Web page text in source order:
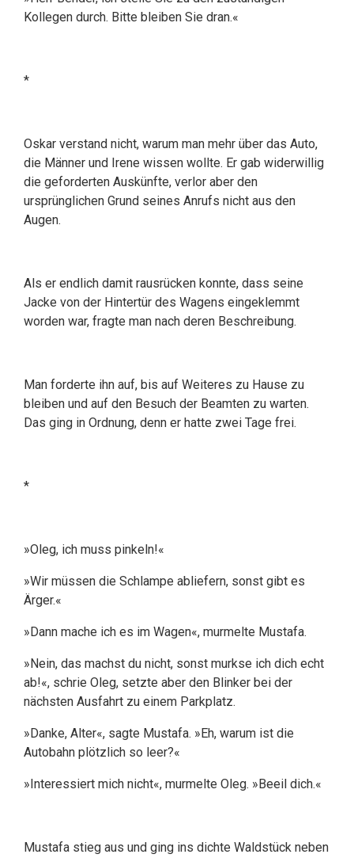
Kollegen durch. Bitte bleiben Sie dran.«
*
Oskar verstand nicht, warum man mehr über das Auto,
die Männer und Irene wissen wollte. Er gab widerwillig
die geforderten Auskünfte, verlor aber den
ursprünglichen Grund seines Anrufs nicht aus den
Augen.
Als er endlich damit rausrücken konnte, dass seine
Jacke von der Hintertür des Wagens eingeklemmt
worden war, fragte man nach deren Beschreibung.
Man forderte ihn auf, bis auf Weiteres zu Hause zu
bleiben und auf den Besuch der Beamten zu warten.
Das ging in Ordnung, denn er hatte zwei Tage frei.
*
»Oleg, ich muss pinkeln!«
»Wir müssen die Schlampe abliefern, sonst gibt es
Ärger.«
»Dann mache ich es im Wagen«, murmelte Mustafa.
»Nein, das machst du nicht, sonst murkse ich dich echt
ab!«, schrie Oleg, setzte aber den Blinker bei der
nächsten Ausfahrt zu einem Parkplatz.
»Danke, Alter«, sagte Mustafa. »Eh, warum ist die
Autobahn plötzlich so leer?«
»Interessiert mich nicht«, murmelte Oleg. »Beeil dich.«
Mustafa stieg aus und ging ins dichte Waldstück neben